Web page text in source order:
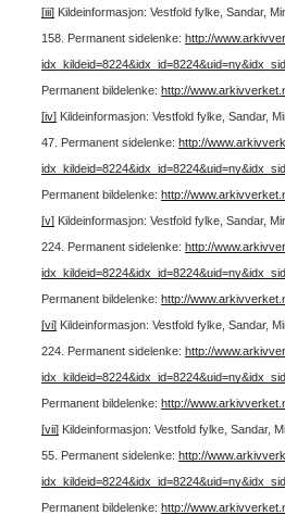
[iii]Kildeinformasjon: Vestfold fylke, Sandar,
158. Permanent sidelenke: http://
Permanent bildelenke: http://
[iv]Kildeinformasjon: Vestfold fylke, Sandar,
47. Permanent sidelenke: http://
Permanent bildelenke: http://
[v]Kildeinformasjon: Vestfold fylke, Sandar,
224. Permanent sidelenke: http://
Permanent bildelenke: http://
[vi]Kildeinformasjon: Vestfold fylke, Sandar,
224. Permanent sidelenke: http://
Permanent bildelenke: http://
[vii]Kildeinformasjon: Vestfold fylke, Sandar,
55. Permanent sidelenke: http://
Permanent bildelenke: http://